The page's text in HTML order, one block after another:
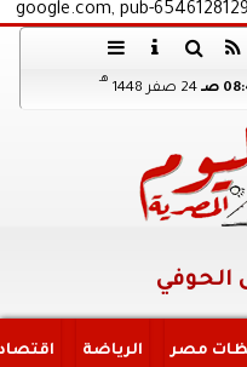
google.com, pub-
صـ 24 صفر 1448
هـ
الحوفي
مصر الرياضة